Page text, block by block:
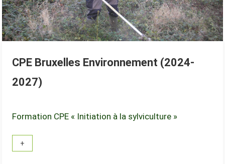
CPE Bruxelles Environnement (2024-
2027)
Formation CPE « Initiation à la sylviculture »